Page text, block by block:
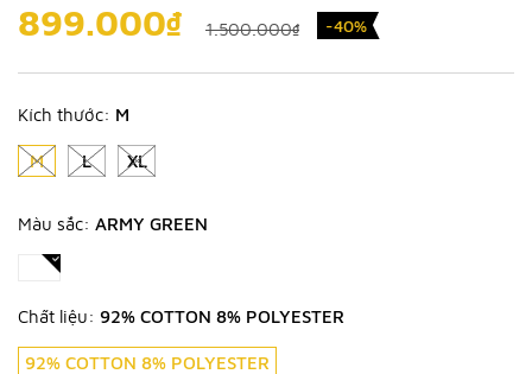
899.000₫ 1.500.000₫ -40%
Kích thước: M
M L XL
Màu sắc: ARMY GREEN
Chất liệu: 92% COTTON 8% POLYESTER
92% COTTON 8% POLYESTER